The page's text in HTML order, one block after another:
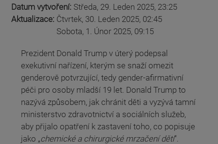
Datum vytvoření: Středa, 29. Leden 2025, 23:25
Aktualizace: Čtvrtek, 30. Leden 2025, 02:45
Sobota, 1. Únor 2025, 09:15
Prezident Donald Trump v úterý podepsal
exekutivní nařízení, kterým se snaží omezit
genderově potvrzující, tedy gender-afirmativní
péči pro osoby mladší 19 let. Donald Trump to
nazývá způsobem, jak chránit děti a vyzývá tamní
ministerstvo zdravotnictví a sociálních služeb,
aby přijalo opatření k zastavení toho, co popisuje
jako „chemické a chirurgické mrzačení dětí“.